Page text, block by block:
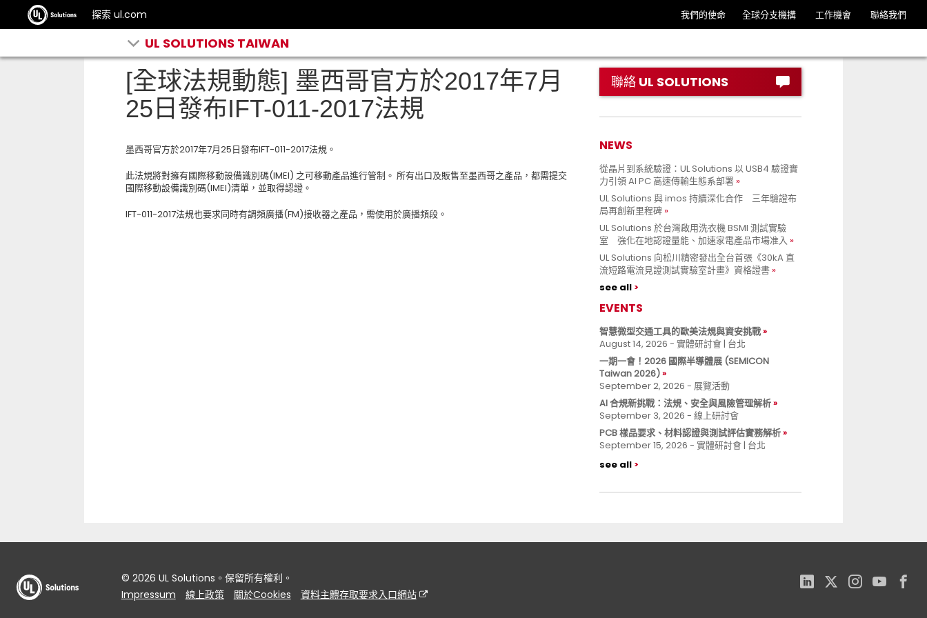
探索 ul.com 我們的使命 全球分支機搆 工作機會 聯絡我們
UL SOLUTIONS TAIWAN
[全球法規動態] 墨西哥官方於2017年7月
25日發布IFT-011-2017法規
墨西哥官方於2017年7月25日發布IFT-011-2017法規。
此法規將對擁有國際移動設備識別碼(IMEI) 之可移動產品進行管制。 所有出口及販售至墨西哥之產品，都需提交
國際移動設備識別碼(IMEI)清單，並取得認證。
IFT-011-2017法規也要求同時有調頻廣播(FM)接收器之產品，需使用於廣播頻段。
聯絡 UL SOLUTIONS
NEWS
從晶片到系統驗證：UL Solutions 以 USB4 驗證實
力引領 AI PC 高速傳輸生態系部署
UL Solutions 與 imos 持續深化合作 三年驗證布
局再創新里程碑
UL Solutions 於台灣啟用洗衣機 BSMI 測試實驗
室 強化在地認證量能、加速家電產品市場准入
UL Solutions 向松川精密發出全台首張《30kA 直
流短路電流見證測試實驗室計畫》資格證書
see all
EVENTS
智慧微型交通工具的歐美法規與資安挑戰
August 14, 2026 - 實體研討會 | 台北
一期一會！2026 國際半導體展 (SEMICON
Taiwan 2026)
September 2, 2026 - 展覽活動
AI 合規新挑戰：法規、安全與風險管理解析
September 3, 2026 - 線上研討會
PCB 樣品要求、材料認證與測試評估實務解析
September 15, 2026 - 實體研討會 | 台北
see all
© 2026 UL Solutions。保留所有權利。
Impressum
線上政策 關於Cookies 資料主體存取要求入口網站